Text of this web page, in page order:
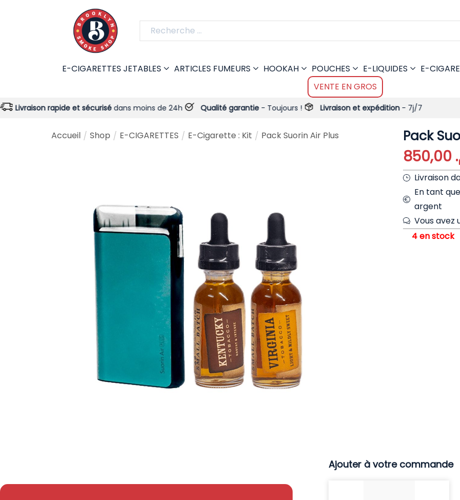
E-CIGARETTES JETABLES ARTICLES FUMEURS HOOKAH POUCHES E-LIQUIDES
E-
VENTE EN GROS
rapide et sécurisédans moins de 24h Qualité garantie- Toujours ! Livraison et expédition- 7j/7
Accueil / Shop / E-CIGARETTES / E-Cigarette : Kit / Pack Suorin Air Plus Pack
850,00
Livraison
En tant
argent
Vous avez
4 en stock
Ajouter à votre commande